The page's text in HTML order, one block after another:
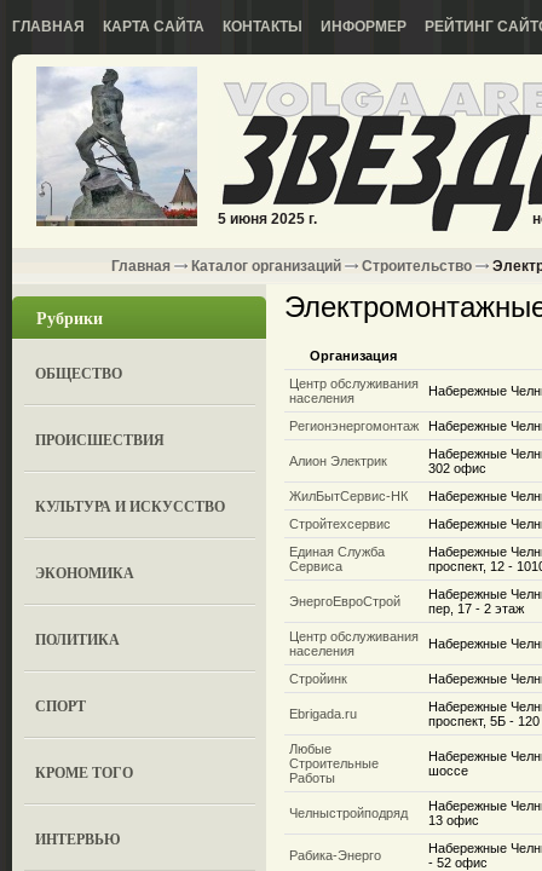
ГЛАВНАЯ КАРТА САЙТА КОНТАКТЫ ИНФОРМЕР РЕЙТИНГ
5 июня 2025 г.
Главная Каталог организаций Строительство
Рубрики
ОБЩЕСТВО
ПРОИСШЕСТВИЯ
КУЛЬТУРА И ИСКУССТВО
ЭКОНОМИКА
ПОЛИТИКА
СПОРТ
КРОМЕ ТОГО
ИНТЕРВЬЮ
Организация
Центр обслуживания
населения
Набережные
Регионэнергомонтаж Набережные
Алион Электрик
Набережные
302 офис
ЖилБытСервис-НК
Набережные
Стройтехсервис
Набережные
Единая Служба
Сервиса
Набережные
проспект, 12 -
ЭнергоЕвроСтрой
Набережные
пер, 17 - 2 этаж
Центр обслуживания
населения
Набережные
Стройинк Набережные
Ebrigada.ru
Набережные
проспект, 5Б -
Любые
Строительные
Работы
Набережные
шоссе
Челныстройподряд
Набережные
13 офис
Рабика-Энерго
Набережные
- 52 офис